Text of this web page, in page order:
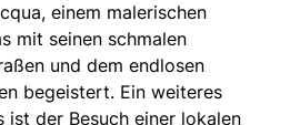
einem malerischen
mit seinen schmalen
und dem endlosen
begeistert. Ein weiteres
ist der Besuch einer lokalen